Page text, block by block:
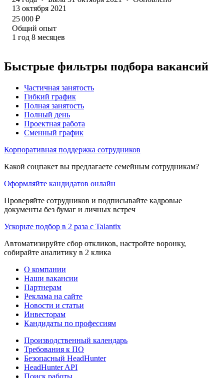
13 октября 2021
25 000 ₽
Общий опыт
1 год 8 месяцев
Быстрые фильтры подбора вакансий
Частичная занятость
Гибкий график
Полная занятость
Полный день
Проектная работа
Сменный график
Корпоративная поддержка сотрудников
Какой соцпакет вы предлагаете семейным сотрудникам?
Оформляйте кандидатов онлайн
Проверяйте сотрудников и подписывайте кадровые
документы без бумаг и личных встреч
Ускорьте подбор в 2 раза с Talantix
Автоматизируйте сбор откликов, настройте воронку,
собирайте аналитику в 2 клика
О компании
Наши вакансии
Партнерам
Реклама на сайте
Новости и статьи
Инвесторам
Кандидаты по профессиям
Производственный календарь
Требования к ПО
Безопасный HeadHunter
HeadHunter API
Поиск работы